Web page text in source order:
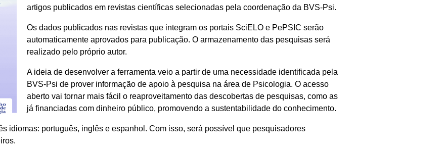
artigos publicados em revistas científicas selecionadas pela coordenação da BVS-Psi.
Os dados publicados nas revistas que integram os portais SciELO e PePSIC serão
automaticamente aprovados para publicação. O armazenamento das pesquisas será
realizado pelo próprio autor.
A ideia de desenvolver a ferramenta veio a partir de uma necessidade identificada pela
BVS-Psi de prover informação de apoio à pesquisa na área de Psicologia. O acesso
aberto vai tornar mais fácil o reaproveitamento das descobertas de pesquisas, como as
já financiadas com dinheiro público, promovendo a sustentabilidade do conhecimento.
idiomas: português, inglês e espanhol. Com isso, será possível que pesquisadores